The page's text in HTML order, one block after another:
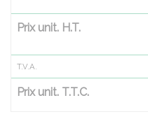
Prix unit. H.T.
T.V.A.
Prix unit. T.T.C.